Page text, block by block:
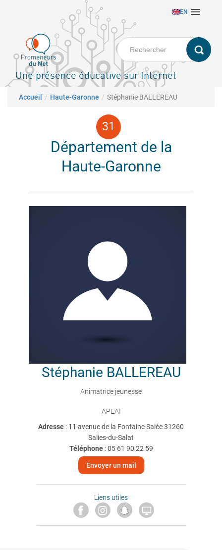
principal
EN 
Une présence éducative sur Internet
Fil d'Ariane
Accueil Haute-Garonne Stéphanie BALLEREAU
Département de la
Haute-Garonne
Stéphanie BALLEREAU
Animatrice jeunesse
APEAI
Adresse : 11 avenue de la Fontaine Salée 31260
Salies-du-Salat
Téléphone:05 61 90 22 59
Envoyer un mail
Liens utiles
